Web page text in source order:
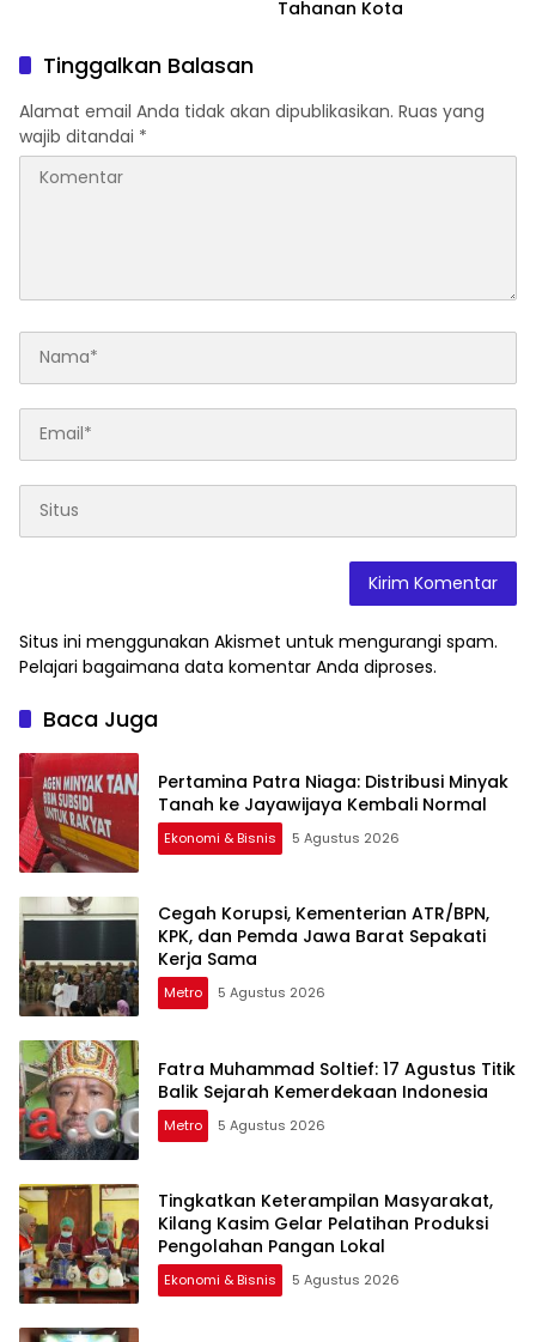
Tahanan Kota
Tinggalkan Balasan
Alamat email Anda tidak akan dipublikasikan. Ruas yang
wajib ditandai *
Situs ini menggunakan Akismet untuk mengurangi spam.
Pelajari bagaimana data komentar Anda diproses.
Baca Juga
Pertamina Patra Niaga: Distribusi Minyak
Tanah ke Jayawijaya Kembali Normal
Ekonomi & Bisnis 5 Agustus 2026
Cegah Korupsi, Kementerian ATR/BPN,
KPK, dan Pemda Jawa Barat Sepakati
Kerja Sama
Metro 5 Agustus 2026
Fatra Muhammad Soltief: 17 Agustus Titik
Balik Sejarah Kemerdekaan Indonesia
Metro 5 Agustus 2026
Tingkatkan Keterampilan Masyarakat,
Kilang Kasim Gelar Pelatihan Produksi
Pengolahan Pangan Lokal
Ekonomi & Bisnis 5 Agustus 2026